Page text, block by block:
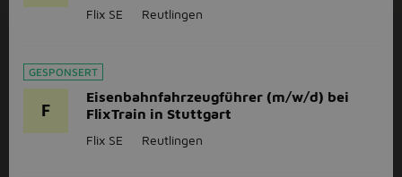
Flix SE Reutlingen
GESPONSERT
F
Eisenbahnfahrzeugführer (m/w/d) bei
FlixTrain in Stuttgart
Flix SE Reutlingen